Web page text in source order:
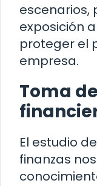
escenarios,
exposición
proteger el
empresa.
Toma
El estudio
finanzas